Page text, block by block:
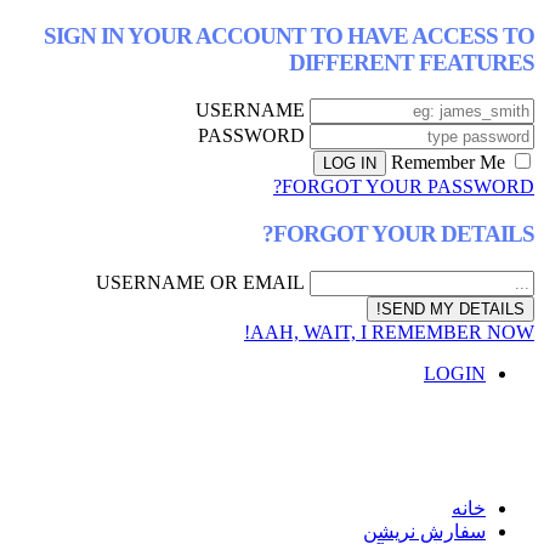
SIGN IN YOUR ACCOUNT TO HAVE
DIFFERENT
USERNAME
PASSWORD
FORGOT YOUR
FORGOT YOUR
USERNAME OR EMAIL
AAH, WAIT, I
نریشن